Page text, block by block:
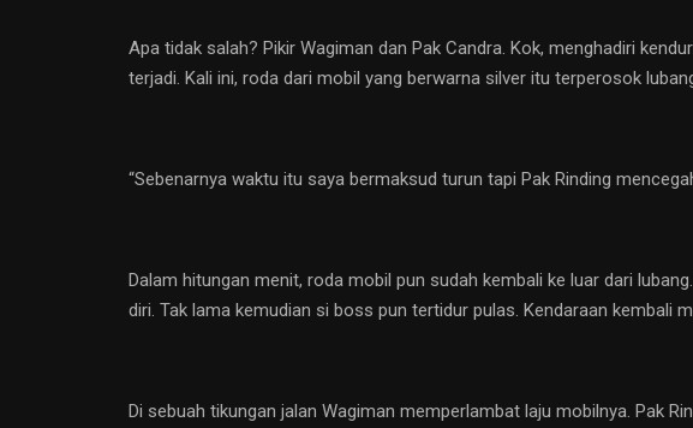
Apa tidak salah? Pikir Wagiman dan Pak Candra. Kok, menghadiri
terjadi. Kali ini, roda dari mobil yang berwarna silver itu terperosok
“Sebenarnya waktu itu saya bermaksud turun tapi Pak Rinding
Dalam hitungan menit, roda mobil pun sudah kembali ke luar dari
diri. Tak lama kemudian si boss pun tertidur pulas. Kendaraan kembali
Di sebuah tikungan jalan Wagiman memperlambat laju mobilnya. Pak